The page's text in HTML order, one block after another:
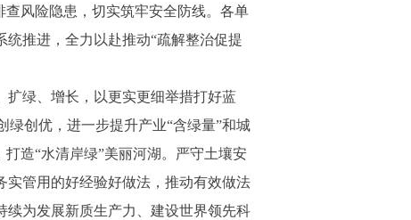
风险隐患，切实筑牢安全防线。各单
推进，全力以赴推动“疏解整治促提
绿、增长，以更实更细举措打好蓝
绿创优，进一步提升产业“含绿量”和城
造“水清岸绿”美丽河湖。严守土壤安
管用的好经验好做法，推动有效做法
为发展新质生产力、建设世界领先科